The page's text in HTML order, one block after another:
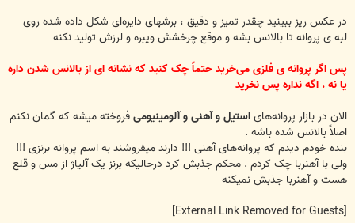
در عکس ریز ببینید چقدر تمیز و دقیق ، برشهای دایره‌ای شکل داده شده روی
لبه ی پروانه تا بالانس بشه و موقع چرخشش ویبره و لرزش تولید نکنه
پس اگر پروانه ی فلزی می‌خرید حتماً چک‌ کنید که نشانه ای از بالانس شدن داره
یا نه . اگه نداره پس نخرید
الان در بازار پروانه‌هایاستیل و آهنی و آلومینیومیفروخته میشه که گمان نکنم
اصلاً بالانس شده باشه .
بنده خودم دیدم که پروانه‌های آهنی !!! دارند میفروشند به اسم پروانه برنزی !!!
ولی با آهنربا چک‌ کردم . محکم جذبش کرد درحالیکه برنز یک آلیاژ از مس و قلع
هست و آهنربا جذبش نمیکنه